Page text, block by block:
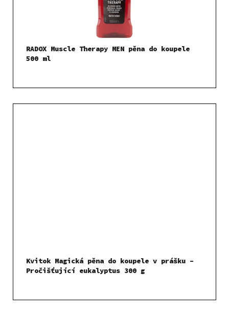
RADOX Muscle Therapy MEN pěna do koupele
500 ml
Kvitok Magická pěna do koupele v prášku –
Pročišťující eukalyptus 300 g